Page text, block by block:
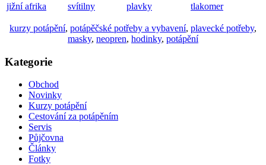
jižní afrika
svítilny plavky tlakomer
kurzy potápění, potápěčské potřeby a vybavení, plavecké potřeby,
masky, neopren, hodinky, potápění
Kategorie
Obchod
Novinky
Kurzy potápění
Cestování za potápěním
Servis
Půjčovna
Články
Fotky